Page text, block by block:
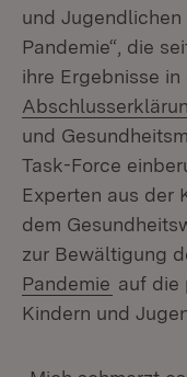
und
Pandemie“, die
ihre Ergebnisse in
und
Task-Force
Experten aus der
dem
zur Bewältigung
Pandemie auf die
Kindern und